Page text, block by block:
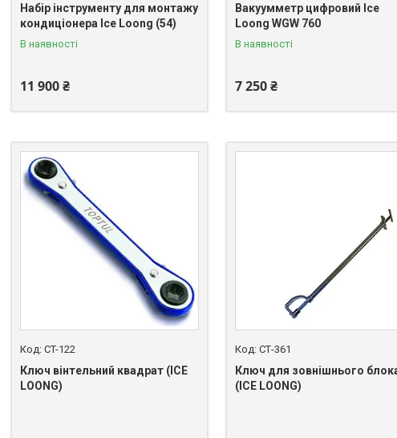
Набір інструменту для монтажу
кондиціонера Ice Loong (54)
В наявності
11 900 ₴
Вакуумметр цифровий Ice
Loong WGW 760
В наявності
7 250 ₴
CT-122
Ключ вінтельний квадрат (ICE
LOONG)
СТ-361
Ключ для зовнішнього
(ICE LOONG)